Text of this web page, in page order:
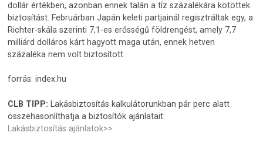
dollár értékben, azonban ennek talán a tíz százalékára kötöttek
biztosítást. Februárban Japán keleti partjainál regisztráltak egy, a
Richter-skála szerinti 7,1-es erősségű földrengést, amely 7,7
milliárd dolláros kárt hagyott maga után, ennek hetven
százaléka nem volt biztosított.
forrás: index.hu
CLB TIPP: Lakásbiztosítás kalkulátorunkban pár perc alatt
összehasonlíthatja a biztosítók ajánlatait:
Lakásbiztosítás ajánlatok>>